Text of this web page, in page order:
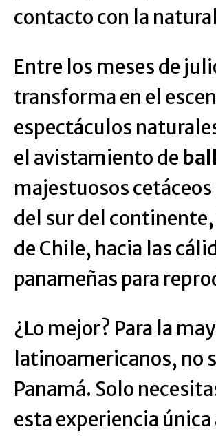
contacto con la
Entre los meses de
transforma en el
espectáculos
el avistamiento de
majestuosos
del sur del
de Chile, hacia las
panameñas para
¿Lo mejor? Para la
latinoamericanos, no
Panamá. Solo
esta experiencia única